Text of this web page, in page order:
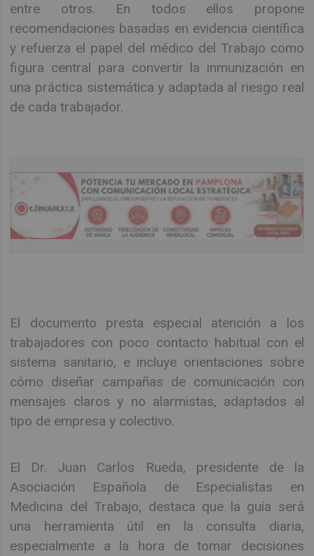
entre otros. En todos ellos propone
recomendaciones basadas en evidencia científica
y refuerza el papel del médico del Trabajo como
figura central para convertir la inmunización en
una práctica sistemática y adaptada al riesgo real
de cada trabajador.
El documento presta especial atención a los
trabajadores con poco contacto habitual con el
sistema sanitario, e incluye orientaciones sobre
cómo diseñar campañas de comunicación con
mensajes claros y no alarmistas, adaptados al
tipo de empresa y colectivo.
El Dr. Juan Carlos Rueda, presidente de la
Asociación Española de Especialistas en
Medicina del Trabajo, destaca que la guía será
una herramienta útil en la consulta diaria,
especialmente a la hora de tomar decisiones